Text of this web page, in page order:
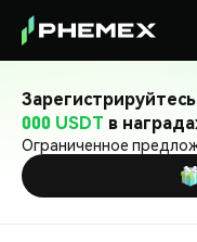
000 USDT в
Ограниченное